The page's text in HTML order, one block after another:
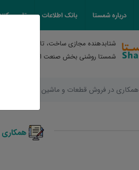
درباره شمستا بانک اطلاعات تامین
شتابدهنده مجازی ساخت، تامین و اطلاعات
شمستا روشنی بخش صنعت ایران
همکاری در فروش قطعات و ماشین آلات صنعتی